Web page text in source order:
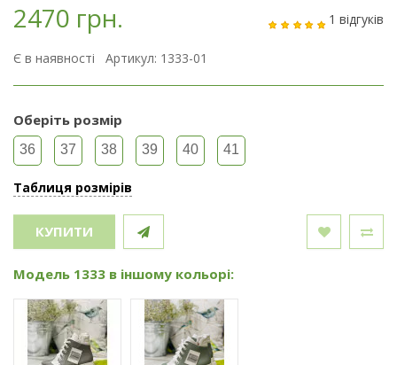
2470 грн. 1 відгуків
Є в наявності Артикул: 1333-01
Оберіть розмір
36 37 38 39 40 41
Таблиця розмірів
КУПИТИ
Модель 1333 в іншому кольорі: